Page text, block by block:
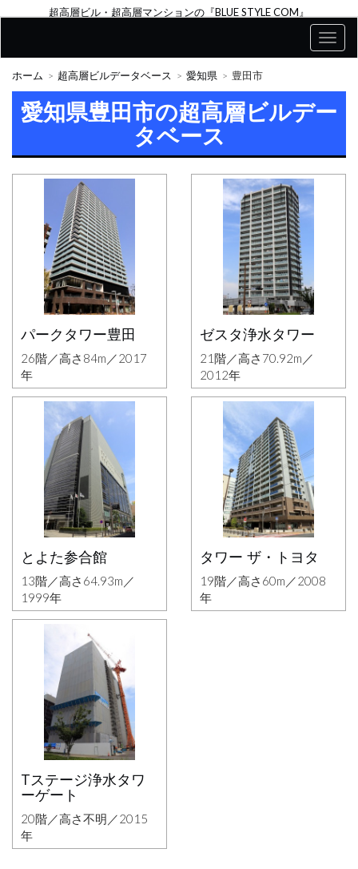
超高層ビル・超高層マンションの『BLUE STYLE COM』
ホーム 超高層ビルデータベース 愛知県 豊田市
愛知県豊田市の超高層ビルデー
タベース
パークタワー豊田
26階／高さ84m／2017
年
ゼスタ浄水タワー
21階／高さ70.92m／
2012年
とよた参合館
13階／高さ64.93m／
1999年
タワー ザ・トヨタ
19階／高さ60m／2008
年
Tステージ浄水タワ
ーゲート
20階／高さ不明／2015
年